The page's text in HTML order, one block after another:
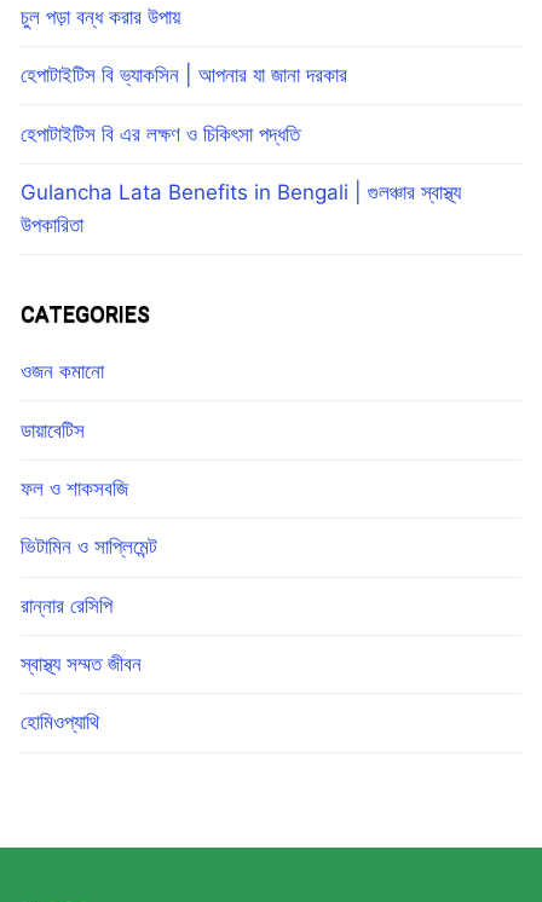
চুল পড়া বন্ধ করার উপায়
হেপাটাইটিস বি ভ্যাকসিন | আপনার যা জানা দরকার
হেপাটাইটিস বি এর লক্ষণ ও চিকিৎসা পদ্ধতি
Gulancha Lata Benefits in Bengali | গুলঞ্চার স্বাস্থ্য
উপকারিতা
CATEGORIES
ওজন কমানো
ডায়াবেটিস
ফল ও শাকসবজি
ভিটামিন ও সাপ্লিমেন্ট
রান্নার রেসিপি
স্বাস্থ্য সম্মত জীবন
হোমিওপ্যাথি